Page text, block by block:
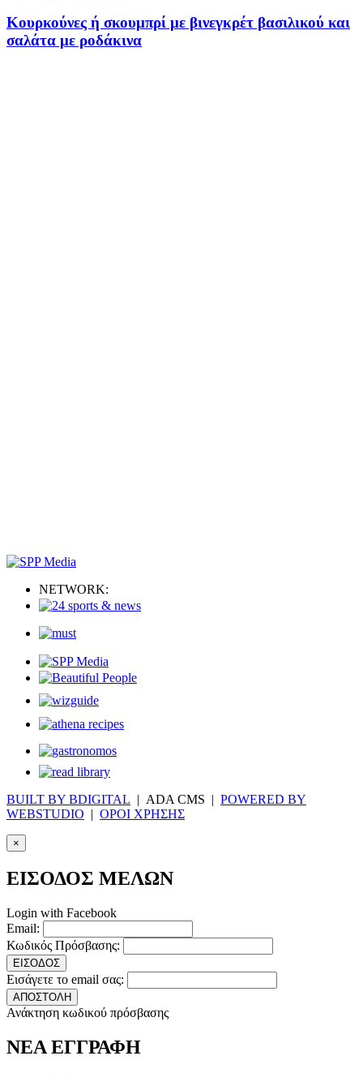
Κουρκούνες ή σκουμπρί με βινεγκρέτ βασιλικού και
σαλάτα με ροδάκινα
NETWORK:
BUILT BY BDIGITAL | ADA CMS | POWERED BY
WEBSTUDIO | ΟΡΟΙ ΧΡΗΣΗΣ
×
ΕΙΣΟΔΟΣ ΜΕΛΩΝ
Login with Facebook
Email:
Κωδικός Πρόσβασης:
ΕΙΣΟΔΟΣ
Εισάγετε το email σας:
ΑΠΟΣΤΟΛΗ
Ανάκτηση κωδικού πρόσβασης
ΝΕΑ ΕΓΓΡΑΦΗ